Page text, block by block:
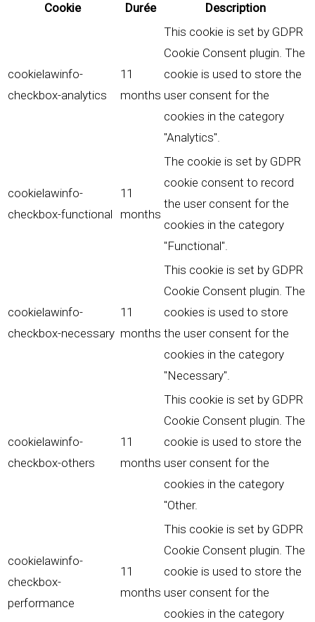
Cookie
Durée Description
cookielawinfo-
checkbox-analytics
11
months
This cookie is set by GDPR
Cookie Consent plugin. The
cookie is used to store the
user consent for the
cookies in the category
"Analytics".
cookielawinfo-
checkbox-functional
11
months
The cookie is set by GDPR
cookie consent to record
the user consent for the
cookies in the category
"Functional".
cookielawinfo-
checkbox-necessary
11
months
This cookie is set by GDPR
Cookie Consent plugin. The
cookies is used to store
the user consent for the
cookies in the category
"Necessary".
cookielawinfo-
checkbox-others
11
months
This cookie is set by GDPR
Cookie Consent plugin. The
cookie is used to store the
user consent for the
cookies in the category
"Other.
cookielawinfo-
checkbox-
performance
11
months
This cookie is set by GDPR
Cookie Consent plugin. The
cookie is used to store the
user consent for the
cookies in the category